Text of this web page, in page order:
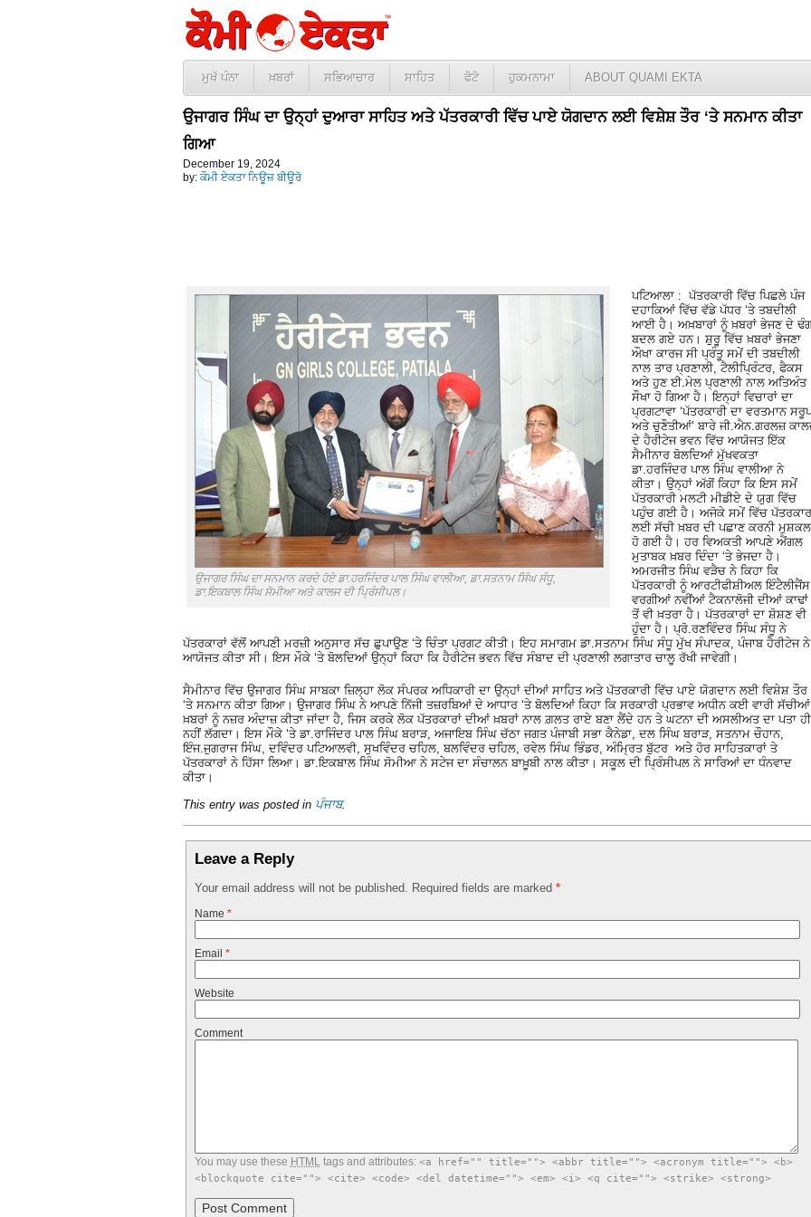
ਮੁਖੱ ਪੰਨਾ ਖ਼ਬਰਾਂ ਸਭਿਆਚਾਰ ਸਾਹਿਤ ਫੋਟੋ ਹੁਕਮਨਾਮਾ ABOUT QUAMI EKTA
ਉਜਾਗਰ ਸਿੰਘ ਦਾ ਉਨ੍ਹਾਂ ਦੁਆਰਾ ਸਾਹਿਤ ਅਤੇ ਪੱਤਰਕਾਰੀ ਵਿੱਚ ਪਾਏ ਯੋਗਦਾਨ ਲਈ ਵਿਸ਼ੇਸ਼ ਤੌਰ ‘ਤੇ ਸਨਮਾਨ ਕੀਤਾ
ਗਿਆ
December 19, 2024
by: ਕੌਮੀ ਏਕਤਾ ਨਿਊਜ਼ ਬੀਊਰੋ
ਉਜਾਗਰ ਸਿੰਘ ਦਾ ਸਨਮਾਨ ਕਰਦੇ ਹੋਏ ਡਾ.ਹਰਜਿੰਦਰ ਪਾਲ ਸਿੰਘ ਵਾਲੀਆ, ਡਾ.ਸਤਨਾਮ ਸਿੰਘ ਸੰਧੂ,
ਡਾ.ਇਕਬਾਲ ਸਿੰਘ ਸੋਮੀਆ ਅਤੇ ਕਾਲਜ ਦੀ ਪ੍ਰਿੰਸੀਪਲ।
ਪਟਿਆਲਾ : ਪੱਤਰਕਾਰੀ ਵਿੱਚ ਪਿਛਲੇ ਪੰਜ
ਦਹਾਕਿਆਂ ਵਿੱਚ ਵੱਡੇ ਪੱਧਰ ‘ਤੇ ਤਬਦੀਲੀ
ਆਈ ਹੈ। ਅਖ਼ਬਾਰਾਂ ਨੂੰ ਖ਼ਬਰਾਂ ਭੇਜਣ ਦੇ
ਬਦਲ ਗਏ ਹਨ। ਸ਼ੁਰੂ ਵਿੱਚ ਖ਼ਬਰਾਂ ਭੇਜਣਾ
ਔਖਾ ਕਾਰਜ ਸੀ ਪ੍ਰੰਤੂ ਸਮੇਂ ਦੀ ਤਬਦੀਲੀ
ਨਾਲ ਤਾਰ ਪ੍ਰਣਾਲੀ, ਟੈਲੀਪ੍ਰਿੰਟਰ, ਫੈਕਸ
ਅਤੇ ਹੁਣ ਈ.ਮੇਲ ਪ੍ਰਣਾਲੀ ਨਾਲ ਅਤਿਅੰਤ
ਸੌਖਾ ਹੋ ਗਿਆ ਹੈ। ਇਨ੍ਹਾਂ ਵਿਚਾਰਾਂ ਦਾ
ਪ੍ਰਗਟਾਵਾ ‘ਪੱਤਰਕਾਰੀ ਦਾ ਵਰਤਮਾਨ
ਅਤੇ ਚੁਣੌਤੀਆਂ’ ਬਾਰੇ ਜੀ.ਐਨ.ਗਰਲਜ਼
ਦੇ ਹੈਰੀਟੇਜ ਭਵਨ ਵਿੱਚ ਆਯੋਜਤ ਇੱਕ
ਸੈਮੀਨਾਰ ਬੋਲਦਿਆਂ ਮੁੱਖਵਕਤਾ
ਡਾ.ਹਰਜਿੰਦਰ ਪਾਲ ਸਿੰਘ ਵਾਲੀਆ ਨੇ
ਕੀਤਾ। ਉਨ੍ਹਾਂ ਅੱਗੋਂ ਕਿਹਾ ਕਿ ਇਸ ਸਮੇਂ
ਪੱਤਰਕਾਰੀ ਮਲਟੀ ਮੀਡੀਏ ਦੇ ਯੁਗ ਵਿੱਚ
ਪਹੁੰਚ ਗਈ ਹੈ। ਅਜੋਕੇ ਸਮੇਂ ਵਿੱਚ
ਲਈ ਸੱਚੀ ਖ਼ਬਰ ਦੀ ਪਛਾਣ ਕਰਨੀ ਮੁਸ਼ਕਲ
ਹੋ ਗਈ ਹੈ। ਹਰ ਵਿਅਕਤੀ ਆਪਣੇ ਐਂਗਲ
ਮੁਤਾਬਕ ਖ਼ਬਰ ਦਿੰਦਾ ‘ਤੇ ਭੇਜਦਾ ਹੈ।
ਅਮਰਜੀਤ ਸਿੰਘ ਵੜੈਚ ਨੇ ਕਿਹਾ ਕਿ
ਪੱਤਰਕਾਰੀ ਨੂੰ ਆਰਟੀਫੀਸ਼ੀਅਲ ਇੰਟੈਲੀਜੈਂਸ
ਵਰਗੀਆਂ ਨਵੀਂਆਂ ਟੈਕਨਾਲੋਜੀ ਦੀਆਂ ਕਾਢਾਂ
ਤੋਂ ਵੀ ਖ਼ਤਰਾ ਹੈ। ਪੱਤਰਕਾਰਾਂ ਦਾ ਸ਼ੋਸ਼ਣ ਵੀ
ਹੁੰਦਾ ਹੈ। ਪ੍ਰੋ.ਰਣਵਿੰਦਰ ਸਿੰਘ ਸੰਧੂ ਨੇ
ਪੱਤਰਕਾਰਾਂ ਵੱਲੋਂ ਆਪਣੀ ਮਰਜ਼ੀ ਅਨੁਸਾਰ ਸੱਚ ਛੁਪਾਉਣ ‘ਤੇ ਚਿੰਤਾ ਪ੍ਰਗਟ ਕੀਤੀ। ਇਹ ਸਮਾਗਮ ਡਾ.ਸਤਨਾਮ ਸਿੰਘ ਸੰਧੂ ਮੁੱਖ ਸੰਪਾਦਕ, ਪੰਜਾਬ ਹੈਰੀਟੇਜ ਨੇ
ਆਯੋਜਤ ਕੀਤਾ ਸੀ। ਇਸ ਮੌਕੇ ‘ਤੇ ਬੋਲਦਿਆਂ ਉਨ੍ਹਾਂ ਕਿਹਾ ਕਿ ਹੈਰੀਟੇਜ ਭਵਨ ਵਿੱਚ ਸੰਬਾਦ ਦੀ ਪ੍ਰਣਾਲੀ ਲਗਾਤਾਰ ਚਾਲੂ ਰੱਖੀ ਜਾਵੇਗੀ।
ਸੈਮੀਨਾਰ ਵਿੱਚ ਉਜਾਗਰ ਸਿੰਘ ਸਾਬਕਾ ਜ਼ਿਲ੍ਹਾ ਲੋਕ ਸੰਪਰਕ ਅਧਿਕਾਰੀ ਦਾ ਉਨ੍ਹਾਂ ਦੀਆਂ ਸਾਹਿਤ ਅਤੇ ਪੱਤਰਕਾਰੀ ਵਿੱਚ ਪਾਏ ਯੋਗਦਾਨ ਲਈ ਵਿਸ਼ੇਸ਼ ਤੌਰ
‘ਤੇ ਸਨਮਾਨ ਕੀਤਾ ਗਿਆ। ਉਜਾਗਰ ਸਿੰਘ ਨੇ ਆਪਣੇ ਨਿੱਜੀ ਤਜ਼ਰਬਿਆਂ ਦੇ ਆਧਾਰ ‘ਤੇ ਬੋਲਦਿਆਂ ਕਿਹਾ ਕਿ ਸਰਕਾਰੀ ਪ੍ਰਭਾਵ ਅਧੀਨ ਕਈ ਵਾਰੀ ਸੱਚੀਆਂ
ਖ਼ਬਰਾਂ ਨੂੰ ਨਜ਼ਰ ਅੰਦਾਜ਼ ਕੀਤਾ ਜਾਂਦਾ ਹੈ, ਜਿਸ ਕਰਕੇ ਲੋਕ ਪੱਤਰਕਾਰਾਂ ਦੀਆਂ ਖ਼ਬਰਾਂ ਨਾਲ ਗ਼ਲਤ ਰਾਏ ਬਣਾ ਲੈਂਦੇ ਹਨ ਤੇ ਘਟਨਾ ਦੀ ਅਸਲੀਅਤ ਦਾ ਪਤਾ ਹੀ
ਨਹੀਂ ਲੱਗਦਾ। ਇਸ ਮੌਕੇ ‘ਤੇ ਡਾ.ਰਾਜਿੰਦਰ ਪਾਲ ਸਿੰਘ ਬਰਾੜ, ਅਜਾਇਬ ਸਿੰਘ ਚੱਠਾ ਜਗਤ ਪੰਜਾਬੀ ਸਭਾ ਕੈਨੇਡਾ, ਦਲ ਸਿੰਘ ਬਰਾੜ, ਸਤਨਾਮ ਚੌਹਾਨ,
ਇੰਜ.ਜੁਗਰਾਜ ਸਿੰਘ, ਦਵਿੰਦਰ ਪਟਿਆਲਵੀ, ਸੁਖਵਿੰਦਰ ਚਹਿਲ, ਬਲਵਿੰਦਰ ਚਹਿਲ, ਰਵੇਲ ਸਿੰਘ ਭਿੰਡਰ, ਅੰਮ੍ਰਿਤ ਬੁੱਟਰ ਅਤੇ ਹੋਰ ਸਾਹਿਤਕਾਰਾਂ ਤੇ
ਪੱਤਰਕਾਰਾਂ ਨੇ ਹਿੱਸਾ ਲਿਆ। ਡਾ.ਇਕਬਾਲ ਸਿੰਘ ਸੋਮੀਆ ਨੇ ਸਟੇਜ ਦਾ ਸੰਚਾਲਨ ਬਾਖ਼ੂਬੀ ਨਾਲ ਕੀਤਾ। ਸਕੂਲ ਦੀ ਪ੍ਰਿੰਸੀਪਲ ਨੇ ਸਾਰਿਆਂ ਦਾ ਧੰਨਵਾਦ
ਕੀਤਾ।
This entry was posted in ਪੰਜਾਬ.
Leave a Reply
Your email address will not be published. Required fields are marked *
Name *
Email *
Website
Comment
You may use these HTMLtags and attributes: <a href="" title=""> <abbr title=""> <acronym title=""> <b>
<blockquote cite=""> <cite> <code> <del datetime=""> <em> <i> <q cite=""> <strike> <strong>